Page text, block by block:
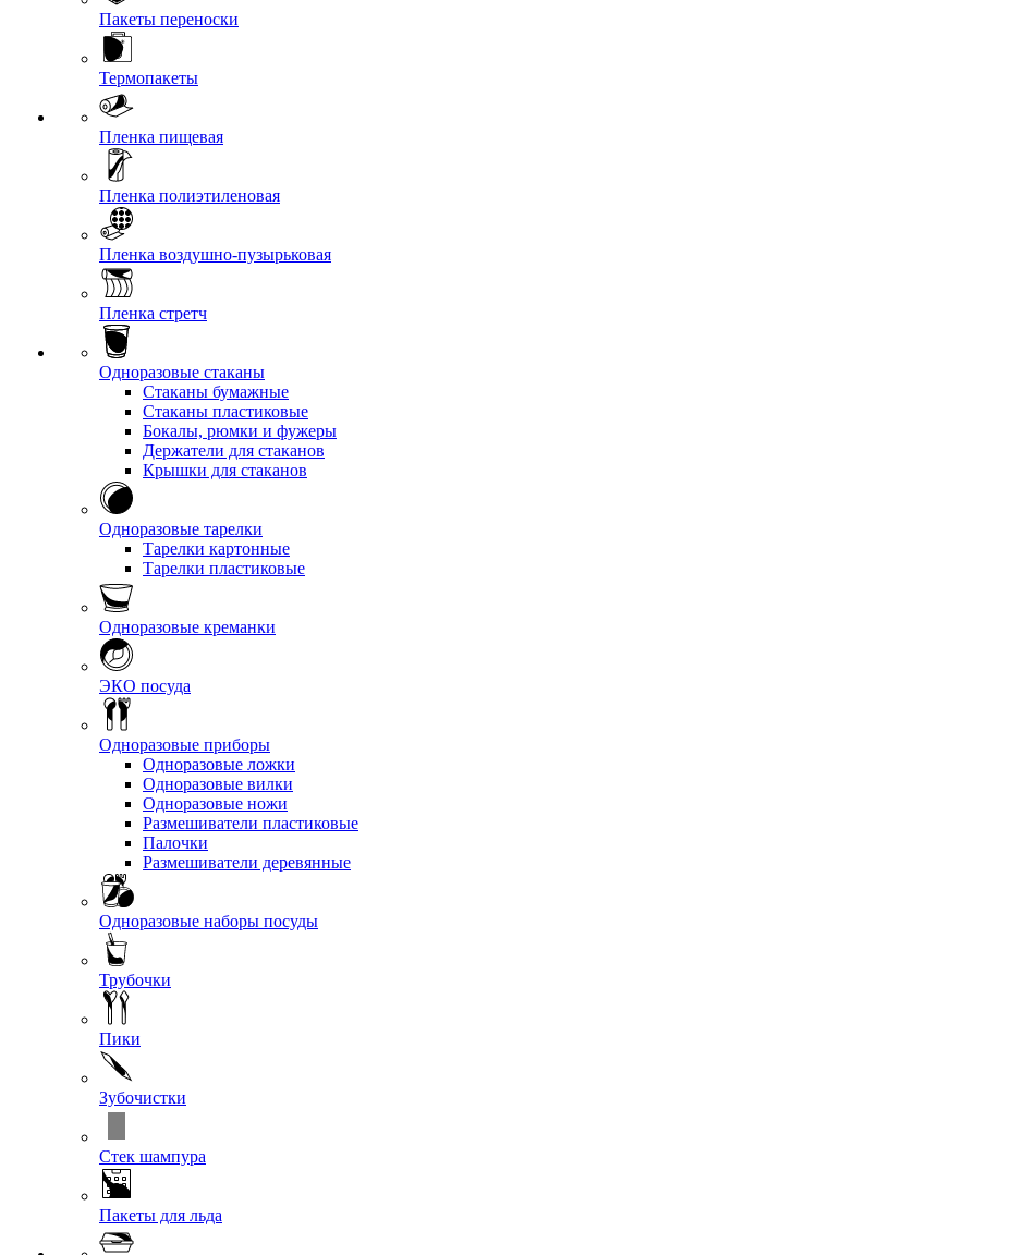
Пакеты переноски
Термопакеты
Пленка пищевая
Пленка полиэтиленовая
Пленка воздушно-пузырьковая
Пленка стретч
Одноразовые стаканы
Стаканы бумажные
Стаканы пластиковые
Бокалы, рюмки и фужеры
Держатели для стаканов
Крышки для стаканов
Одноразовые тарелки
Тарелки картонные
Тарелки пластиковые
Одноразовые креманки
ЭКО посуда
Одноразовые приборы
Одноразовые ложки
Одноразовые вилки
Одноразовые ножи
Размешиватели пластиковые
Палочки
Размешиватели деревянные
Одноразовые наборы посуды
Трубочки
Пики
Зубочистки
Стек шампура
Пакеты для льда